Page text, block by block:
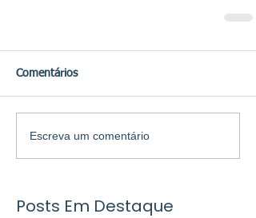
Comentários
Escreva um comentário
Posts Em Destaque